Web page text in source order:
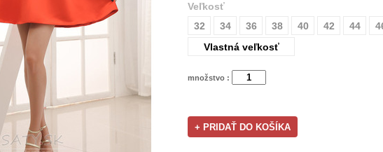
Veľkosť
32
34 36 38 40 42 44
Vlastná veľkosť
množstvo :